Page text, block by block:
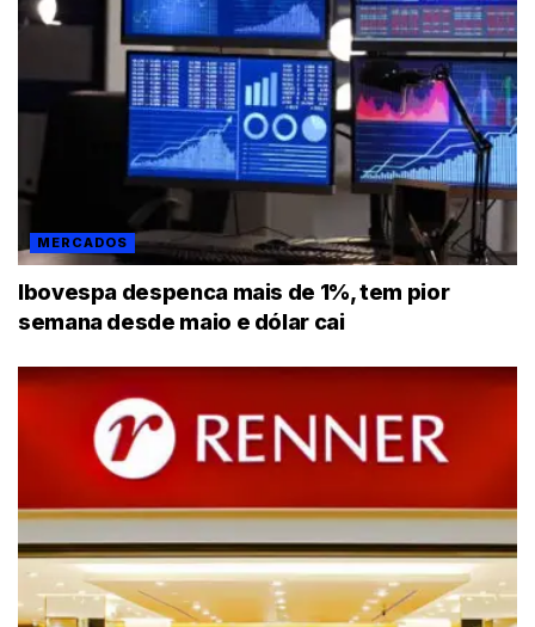
MERCADOS
Ibovespa despenca mais de 1%, tem pior
semana desde maio e dólar cai